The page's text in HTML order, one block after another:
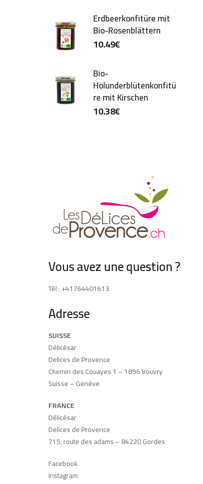
Erdbeerkonfitüre mit
Bio-Rosenblättern
10.49€
Bio-
Holunderblütenkonfitü
re mit Kirschen
10.38€
Vous avez une question ?
Tél : +41764401613
Adresse
SUISSE
Délicésar
Delices de Provence
Chemin des Couayes 1 – 1896 Vouvry
Suisse – Genève
FRANCE
Délicésar
Delices de Provence
715, route des adams – 84220 Gordes
Facebook
Instagram